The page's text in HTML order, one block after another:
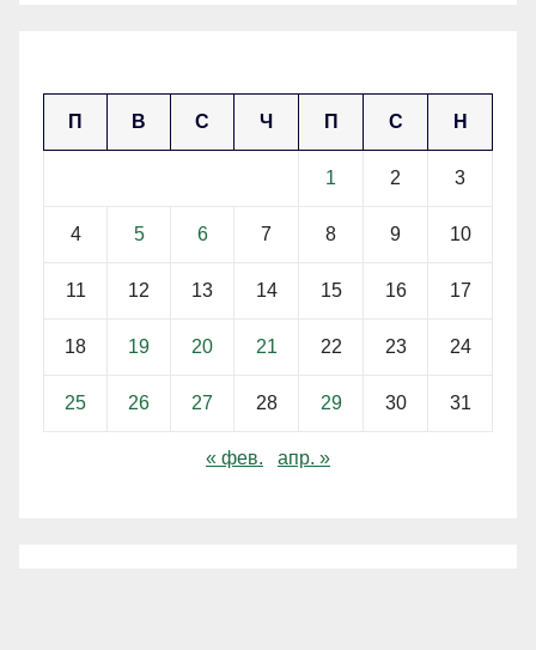
П В С Ч П С Н
1 2 3
4 5 6 7 8 9 10
11 12 13 14 15 16 17
18 19 20 21 22 23 24
25 26 27 28 29 30 31
« фев. апр. »